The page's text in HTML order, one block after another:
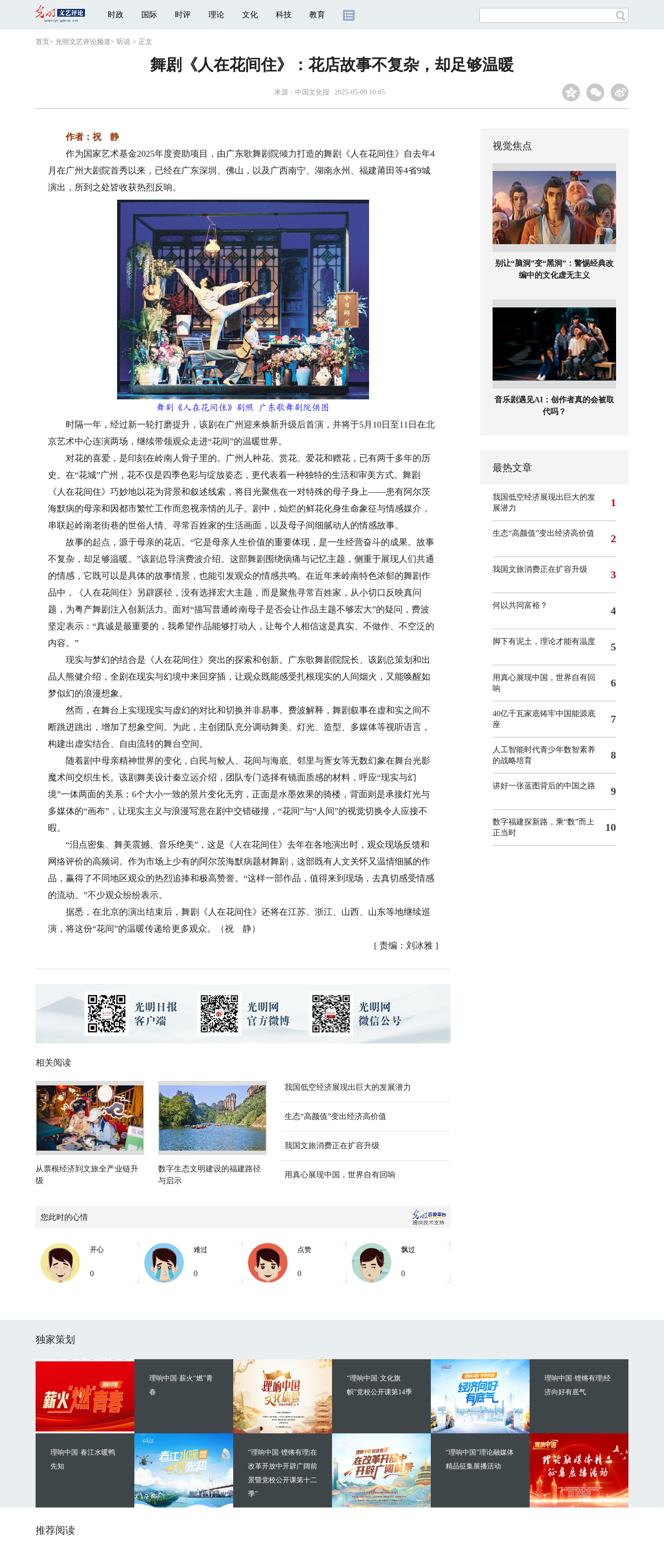
时政 国际 时评 理论 文化 科技 教育
首页 > 光明文艺评论频道> 听说 > 正文
舞剧《人在花间住》：花店故事不复杂，却足够温暖
来源： 中国文化报 2025-05-09 10:05
作者：祝 静
作为国家艺术基金2025年度资助项目，由广东歌舞剧院倾力打造的舞剧《人在花间住》自去年4
月在广州大剧院首秀以来，已经在广东深圳、佛山，以及广西南宁、湖南永州、福建莆田等4省9城
演出，所到之处皆收获热烈反响。
舞剧《人在花间住》剧照 广东歌舞剧院供图
时隔一年，经过新一轮打磨提升，该剧在广州迎来焕新升级后首演，并将于5月10日至11日在北
京艺术中心连演两场，继续带领观众走进“花间”的温暖世界。
对花的喜爱，是印刻在岭南人骨子里的。广州人种花、赏花、爱花和赠花，已有两千多年的历
史。在“花城”广州，花不仅是四季色彩与绽放姿态，更代表着一种独特的生活和审美方式。舞剧
《人在花间住》巧妙地以花为背景和叙述线索，将目光聚焦在一对特殊的母子身上——患有阿尔茨
海默病的母亲和因都市繁忙工作而忽视亲情的儿子。剧中，灿烂的鲜花化身生命象征与情感媒介，
串联起岭南老街巷的世俗人情、寻常百姓家的生活画面，以及母子间细腻动人的情感故事。
故事的起点，源于母亲的花店。“它是母亲人生价值的重要体现，是一生经营奋斗的成果。故事
不复杂，却足够温暖。”该剧总导演费波介绍。这部舞剧围绕病痛与记忆主题，侧重于展现人们共通
的情感，它既可以是具体的故事情景，也能引发观众的情感共鸣。在近年来岭南特色浓郁的舞剧作
品中，《人在花间住》另辟蹊径，没有选择宏大主题，而是聚焦寻常百姓家，从小切口反映真问
题，为粤产舞剧注入创新活力。面对“描写普通岭南母子是否会让作品主题不够宏大”的疑问，费波
坚定表示：“真诚是最重要的，我希望作品能够打动人，让每个人相信这是真实、不做作、不空泛的
内容。”
现实与梦幻的结合是《人在花间住》突出的探索和创新。广东歌舞剧院院长、该剧总策划和出
品人熊健介绍，全剧在现实与幻境中来回穿插，让观众既能感受扎根现实的人间烟火，又能唤醒如
梦似幻的浪漫想象。
然而，在舞台上实现现实与虚幻的对比和切换并非易事。费波解释，舞剧叙事在虚和实之间不
断跳进跳出，增加了想象空间。为此，主创团队充分调动舞美、灯光、造型、多媒体等视听语言，
构建出虚实结合、自由流转的舞台空间。
随着剧中母亲精神世界的变化，白民与鲛人、花间与海底、邻里与疍女等无数幻象在舞台光影
魔术间交织生长。该剧舞美设计秦立运介绍，团队专门选择有镜面质感的材料，呼应“现实与幻
境”一体两面的关系；6个大小一致的景片变化无穷，正面是水墨效果的骑楼，背面则是承接灯光与
多媒体的“画布”，让现实主义与浪漫写意在剧中交错碰撞，“花间”与“人间”的视觉切换令人应接不
暇。
“泪点密集、舞美震撼、音乐绝美”，这是《人在花间住》去年在各地演出时，观众现场反馈和
网络评价的高频词。作为市场上少有的阿尔茨海默病题材舞剧，这部既有人文关怀又温情细腻的作
品，赢得了不同地区观众的热烈追捧和极高赞誉。“这样一部作品，值得来到现场，去真切感受情感
的流动。”不少观众纷纷表示。
据悉，在北京的演出结束后，舞剧《人在花间住》还将在江苏、浙江、山西、山东等地继续巡
演，将这份“花间”的温暖传递给更多观众。（祝 静）
[ 责编：刘冰雅]
相关阅读
从票根经济到文旅全产业链升
级
数字生态文明建设的福建路径
与启示
我国低空经济展现出巨大的发展潜力
生态“高颜值”变出经济高价值
我国文旅消费正在扩容升级
用真心展现中国，世界自有回响
您此时的心情
开心
0
难过
0
点赞
0
飘过
0
视觉焦点
别让“脑洞”变“黑洞”：警惕经典改
编中的文化虚无主义
音乐剧遇见AI：创作者真的会被取
代吗？
最热文章
我国低空经济展现出巨大的发
展潜力
1
生态“高颜值”变出经济高价值 2
我国文旅消费正在扩容升级 3
何以共同富裕？ 4
脚下有泥土，理论才能有温度 5
用真心展现中国，世界自有回
响
6
40亿千瓦家底铸牢中国能源底
座
7
人工智能时代青少年数智素养
的战略培育
8
讲好一张蓝图背后的中国之路 9
数字福建探新路，乘“数”而上
正当时
10
独家策划
理响中国·薪火“燃”青
春
理响中国·春江水暖鸭
先知
“理响中国·文化旗
帜”党校公开课第14季
“理响中国·铿锵有理|在
改革开放中开辟广阔前
景暨党校公开课第十二
季”
理响中国·铿锵有理|经
济向好有底气
“理响中国”理论融媒体
精品征集展播活动
推荐阅读